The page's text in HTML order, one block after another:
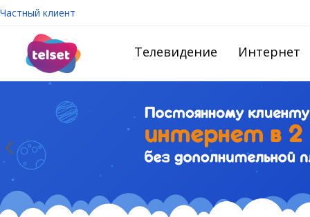
Частный клиент
Телевидение Интернет